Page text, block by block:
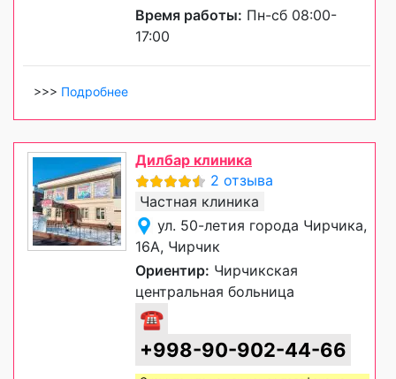
Время работы: Пн-сб 08:00-
17:00
>>> Подробнее
Дилбар клиника
2 отзыва
Частная клиника
ул. 50-летия города Чирчика,
16А, Чирчик
Ориентир: Чирчикская
центральная больница
☎
+998-90-902-44-66